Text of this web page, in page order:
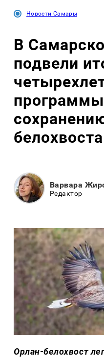
Новости Самары
В
подвели
белохвоста
Варвара
Редактор
Орлан-белохвост